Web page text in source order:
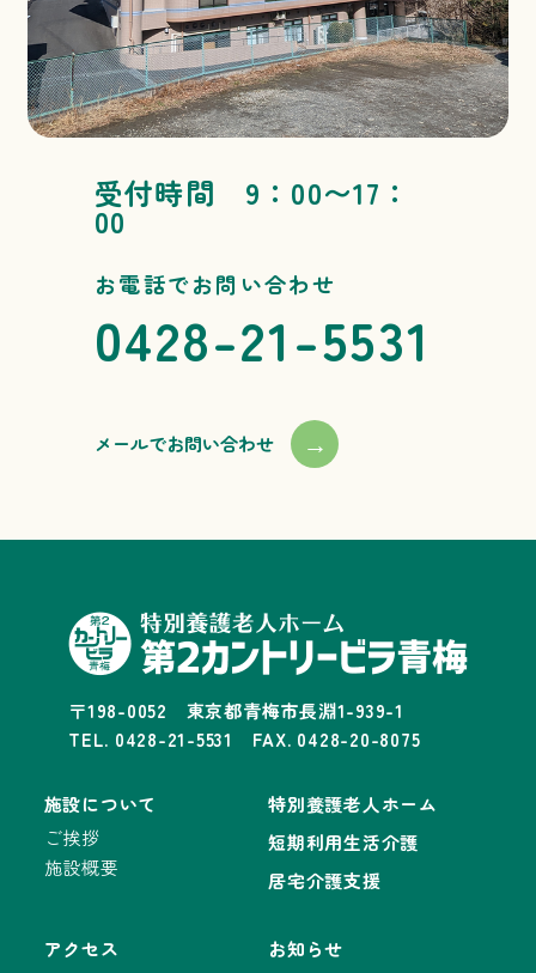
受付時間 9：00〜17：
00
お電話でお問い合わせ
0428-21-5531
メールでお問い合わせ →
〒198-0052 東京都青梅市長淵1-939-1
TEL. 0428-21-5531 FAX. 0428-20-8075
施設について
ご挨拶
施設概要
特別養護老人ホーム
短期利用生活介護
居宅介護支援
アクセス お知らせ